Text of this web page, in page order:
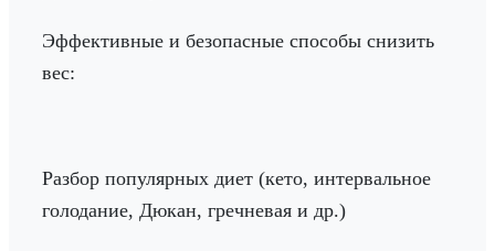
Эффективные и безопасные способы снизить
вес:
Разбор популярных диет (кето, интервальное
голодание, Дюкан, гречневая и др.)